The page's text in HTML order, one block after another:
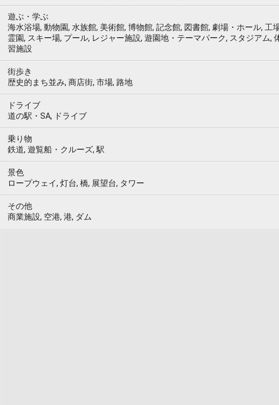
遊ぶ・学ぶ
海水浴場, 動物園, 水族館, 美術館, 博物館, 記念館, 図書館, 劇場・ホール, 工
霊園, スキー場, プール, レジャー施設, 遊園地・テーマパーク, スタジアム,
習施設
街歩き
歴史的まち並み, 商店街, 市場, 路地
ドライブ
道の駅・SA, ドライブ
乗り物
鉄道, 遊覧船・クルーズ, 駅
景色
ロープウェイ, 灯台, 橋, 展望台, タワー
その他
商業施設, 空港, 港, ダム